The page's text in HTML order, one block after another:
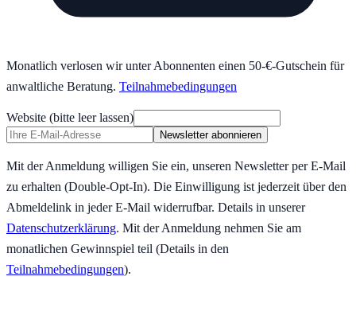
Monatlich verlosen wir unter Abonnenten einen 50-€-Gutschein für
anwaltliche Beratung. Teilnahmebedingungen
Website (bitte leer lassen)
Newsletter abonnieren
Mit der Anmeldung willigen Sie ein, unseren Newsletter per E-Mail
zu erhalten (Double-Opt-In). Die Einwilligung ist jederzeit über den
Abmeldelink in jeder E-Mail widerrufbar. Details in unserer
Datenschutzerklärung. Mit der Anmeldung nehmen Sie am
monatlichen Gewinnspiel teil (Details in den
Teilnahmebedingungen).